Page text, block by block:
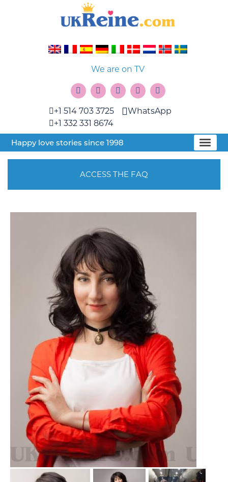
We are on TV
+1 514 703 3725
+1 332 331 8674
WhatsApp
Happy love stories since 1998
ACCESS THE FAQ